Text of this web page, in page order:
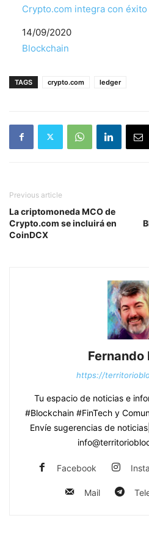
Crypto.com integra con
Fecha
14/09/2020
Respecto a
Blockchain
TAGS crypto.com ledger
Previous article
La criptomoneda MCO de
Crypto.com se incluirá en
CoinDCX
Fernando
https://
Tu espacio de noticias e
#Blockchain #FinTech y
Envíe sugerencias de
Facebook
Mail